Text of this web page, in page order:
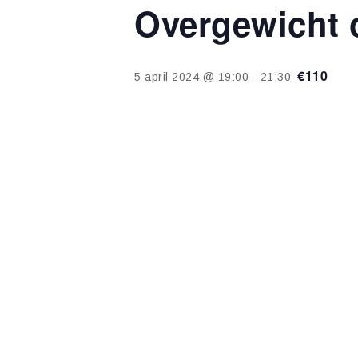
Overgewicht
5 april 2024 @ 19:00 - 21:30 €110